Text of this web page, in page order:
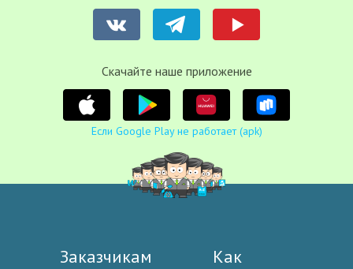
Cкачайте наше приложение
Если Google Play не работает (apk)
Заказчикам
Как